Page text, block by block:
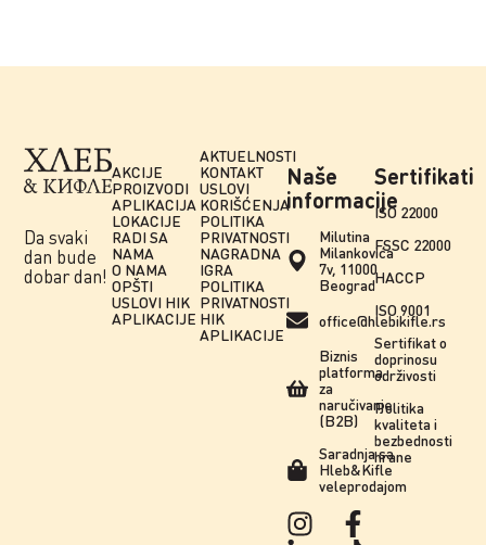
Da svaki
dan bude
dobar dan!
AKCIJE
PROIZVODI
APLIKACIJA
LOKACIJE
RADI SA
NAMA
O NAMA
OPŠTI
USLOVI HIK
APLIKACIJE
AKTUELNOSTI
KONTAKT
USLOVI
KORIŠĆENJA
POLITIKA
PRIVATNOSTI
NAGRADNA
IGRA
POLITIKA
PRIVATNOSTI
HIK
APLIKACIJE
Sertifikati
ISO 22000
FSSC 22000
HACCP
ISO 9001
Sertifikat o
doprinosu
održivosti
Politika
kvaliteta i
bezbednosti
hrane
Naše
informacije
Milutina
Milankovića
7v, 11000
Beograd
office@hlebikifle.rs
Biznis
platforma
za
naručivanje
(B2B)
Saradnja sa
Hleb&Kifle
veleprodajom